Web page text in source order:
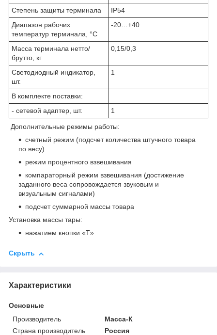
Степень защиты терминала
IP54
Диапазон рабочих
температур терминала, °С
-20…+40
Масса терминала нетто/
брутто, кг
0,15/0,3
Светодиодный индикатор,
шт.
1
В комплекте поставки:
- сетевой адаптер, шт.
1
Дополнительные режимы работы:
счетный режим (подсчет количества штучного товара
по весу)
режим процентного взвешивания
компараторный режим взвешивания (достижение
заданного веса сопровождается звуковым и
визуальным сигналами)
подсчет суммарной массы товара
Установка массы тары:
нажатием кнопки «T»
Скрыть
Характеристики
Основные
Производитель
Масса-К
Страна производитель
Россия